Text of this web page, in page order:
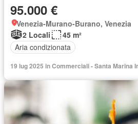
95.000 €
Venezia-Murano-Burano, Venezia
2 Locali
45 m²
Aria condizionata
19 lug 2025 in Commerciali - Santa Marina